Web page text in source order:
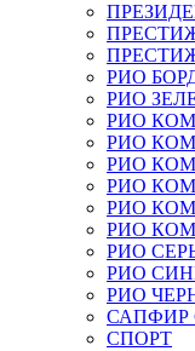
РИО
РИО
РИО
РИО
РИО
РИО
РИО
РИО
РИО
РИО
РИО
САПФИР
СПОРТ